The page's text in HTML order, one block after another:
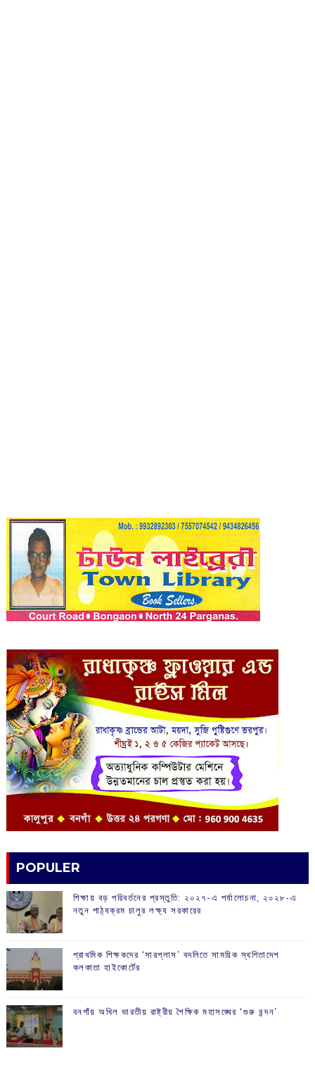
POPULER
শিক্ষায় বড় পরিবর্তনের প্রস্তুতি: ২০২৭-এ পর্যালোচনা, ২০২৮-এ
নতুন পাঠ্যক্রম চালুর লক্ষ্য সরকারের
প্রাথমিক শিক্ষকদের ‘সারপ্লাস’ বদলিতে সাময়িক স্থগিতাদেশ
কলকাতা হাইকোর্টের
বনগাঁয় অখিল ভারতীয় রাষ্ট্রীয় শৈক্ষিক মহাসঙ্ঘের ‘গুরু বন্দন’